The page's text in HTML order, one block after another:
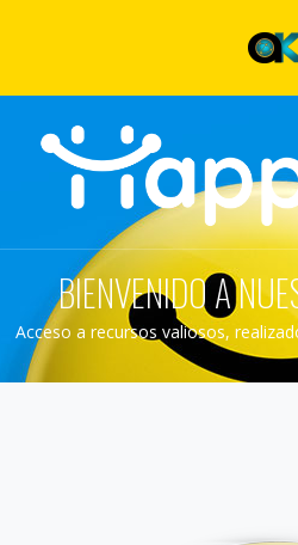
BIENVENIDO A
Acceso a recursos valiosos,